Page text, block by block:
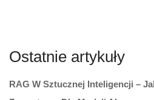
Ostatnie artykuły
RAG W Sztucznej Inteligencji –